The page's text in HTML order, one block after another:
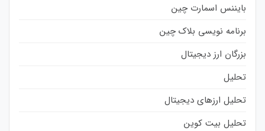
بایننس اسمارت چین
برنامه نویسی بلاک چین
بزرگان ارز دیجیتال
تحلیل
تحلیل ارزهای دیجیتال
تحلیل بیت کوین